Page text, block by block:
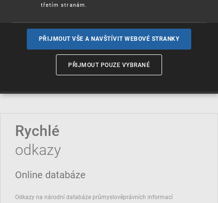
Označení původua zeměpisná
Rychlé
odkazy
Online databáze
Odkazy na národní databáze průmyslověprávních informací
třetím stranám.
PŘIJMOUT VŠE A NAVŠTÍVIT WEBOVÉ STRANKY
PŘIJMOUT POUZE VYBRANÉ